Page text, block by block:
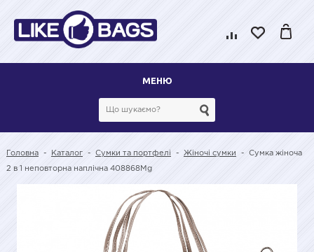
МЕНЮ
Головна - Каталог - Сумки та портфелі - Жіночі сумки - Сумка жіноча
2 в 1 неповторна наплічна 408868Mg